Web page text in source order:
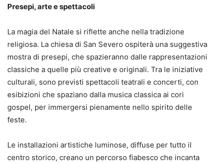
Presepi, arte e spettacoli
La magia del Natale si riflette anche nella tradizione
religiosa. La chiesa di San Severo ospiterà una suggestiva
mostra di presepi, che spazieranno dalle rappresentazioni
classiche a quelle più creative e originali. Tra le iniziative
culturali, sono previsti spettacoli teatrali e concerti, con
esibizioni che spaziano dalla musica classica ai cori
gospel, per immergersi pienamente nello spirito delle
feste.
Le installazioni artistiche luminose, diffuse per tutto il
centro storico, creano un percorso fiabesco che incanta